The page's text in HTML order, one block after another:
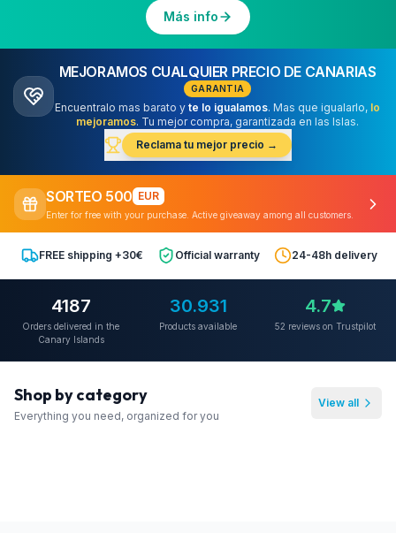
Más info
MEJORAMOS CUALQUIER PRECIO DE CANARIAS
GARANTIA
Encuentralo mas barato y te lo igualamos. Mas que igualarlo, lo
mejoramos. Tu mejor compra, garantizada en las Islas.
Reclama tu mejor precio →
SORTEO 500 EUR
Enter for free with your purchase. Active giveaway among all customers.
FREE shipping +30€ Official warranty 24-48h delivery
4187
Orders delivered in the
Canary Islands
30.931
Products available
4.7
52 reviews on Trustpilot
Shop by category
Everything you need, organized for you
View all